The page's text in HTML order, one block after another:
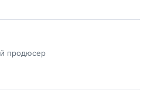
продюсер